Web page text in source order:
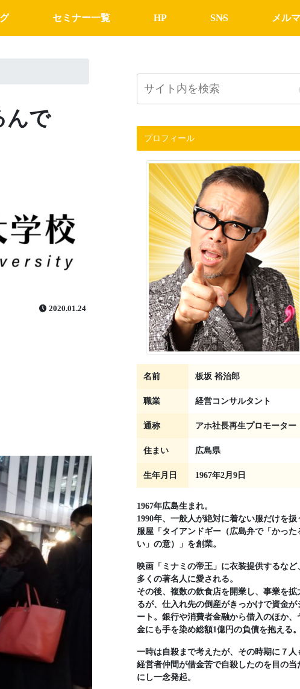
セミナー一覧 HP SNS メル
んで
2020.01.24
プロフィール
名前 板坂 裕治郎
職業 経営コンサルタント
通称 アホ社長再生プロモーター
住まい 広島県
生年月日 1967年2月9日
1967年広島生まれ。
1990年、一般人が絶対に着ない服だけを扱
服屋「タイアンドギー（広島弁で「かった
い」の意）」を創業。
映画「ミナミの帝王」に衣装提供するなど
多くの著名人に愛される。
その後、複数の飲食店を開業し、事業を拡
るが、仕入れ先の倒産がきっかけで資金が
ート。銀行や消費者金融から借入のほか、
金にも手を染め総額1億円の負債を抱える
一時は自殺まで考えたが、その時期に７人
経営者仲間が借金苦で自殺したのを目の当
にし一念発起。